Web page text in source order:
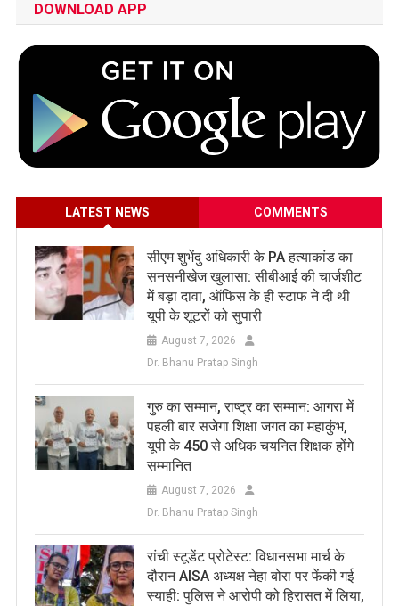
DOWNLOAD APP
LATEST NEWS COMMENTS
सीएम शुभेंदु अधिकारी के PA हत्याकांड का
सनसनीखेज खुलासा: सीबीआई की चार्जशीट
में बड़ा दावा, ऑफिस के ही स्टाफ ने दी थी
यूपी के शूटरों को सुपारी
August 7, 2026
Dr. Bhanu Pratap Singh
​गुरु का सम्मान, राष्ट्र का सम्मान: आगरा में
पहली बार सजेगा शिक्षा जगत का महाकुंभ,
यूपी के 450 से अधिक चयनित शिक्षक होंगे
सम्मानित
August 7, 2026
Dr. Bhanu Pratap Singh
रांची स्टूडेंट प्रोटेस्ट: विधानसभा मार्च के
दौरान AISA अध्यक्ष नेहा बोरा पर फेंकी गई
स्याही: पुलिस ने आरोपी को हिरासत में लिया,